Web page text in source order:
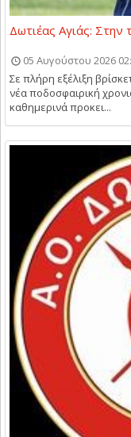
Δωτιέας Αγιάς: Στην
05 Αυγούστου 2026
Σε πλήρη εξέλιξη
νέα ποδοσφαιρική
καθημερινά προκει...